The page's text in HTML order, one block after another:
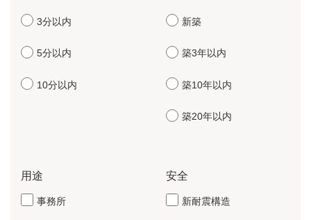
3分以内
5分以内
10分以内
新築
築3年以内
築10年以内
築20年以内
用途
事務所
安全
新耐震構造